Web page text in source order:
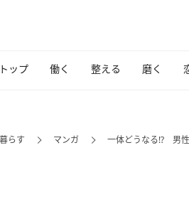
トップ 働く 整える 磨く
暮らす マンガ 一体どうなる!? 男性